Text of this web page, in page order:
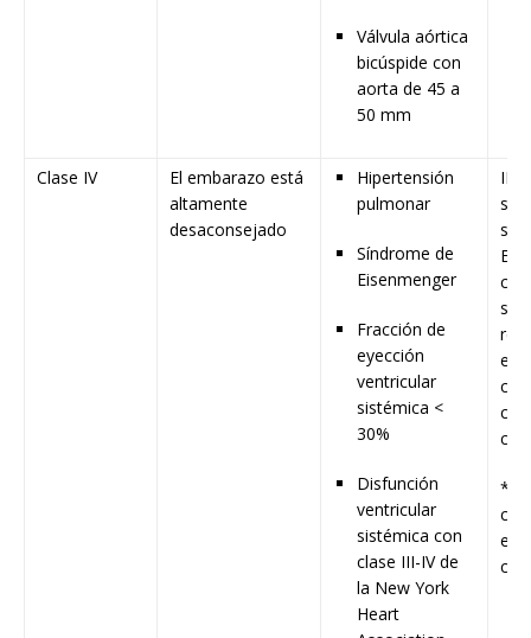
Válvula aórtica
bicúspide con
aorta de 45 a
50 mm
Clase IV
El embarazo está
altamente
desaconsejado
Hipertensión
pulmonar
Síndrome de
Eisenmenger
Fracción de
eyección
ventricular
sistémica <
30%
Disfunción
ventricular
sistémica con
clase III-IV de
la New York
Heart
III:
en
**
en